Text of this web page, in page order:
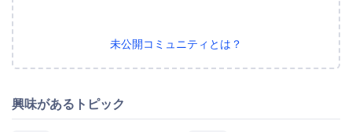
未公開コミュニティとは？
興味があるトピック